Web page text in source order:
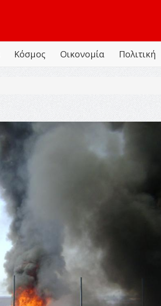
Κόσμος Οικονομία Πολιτική